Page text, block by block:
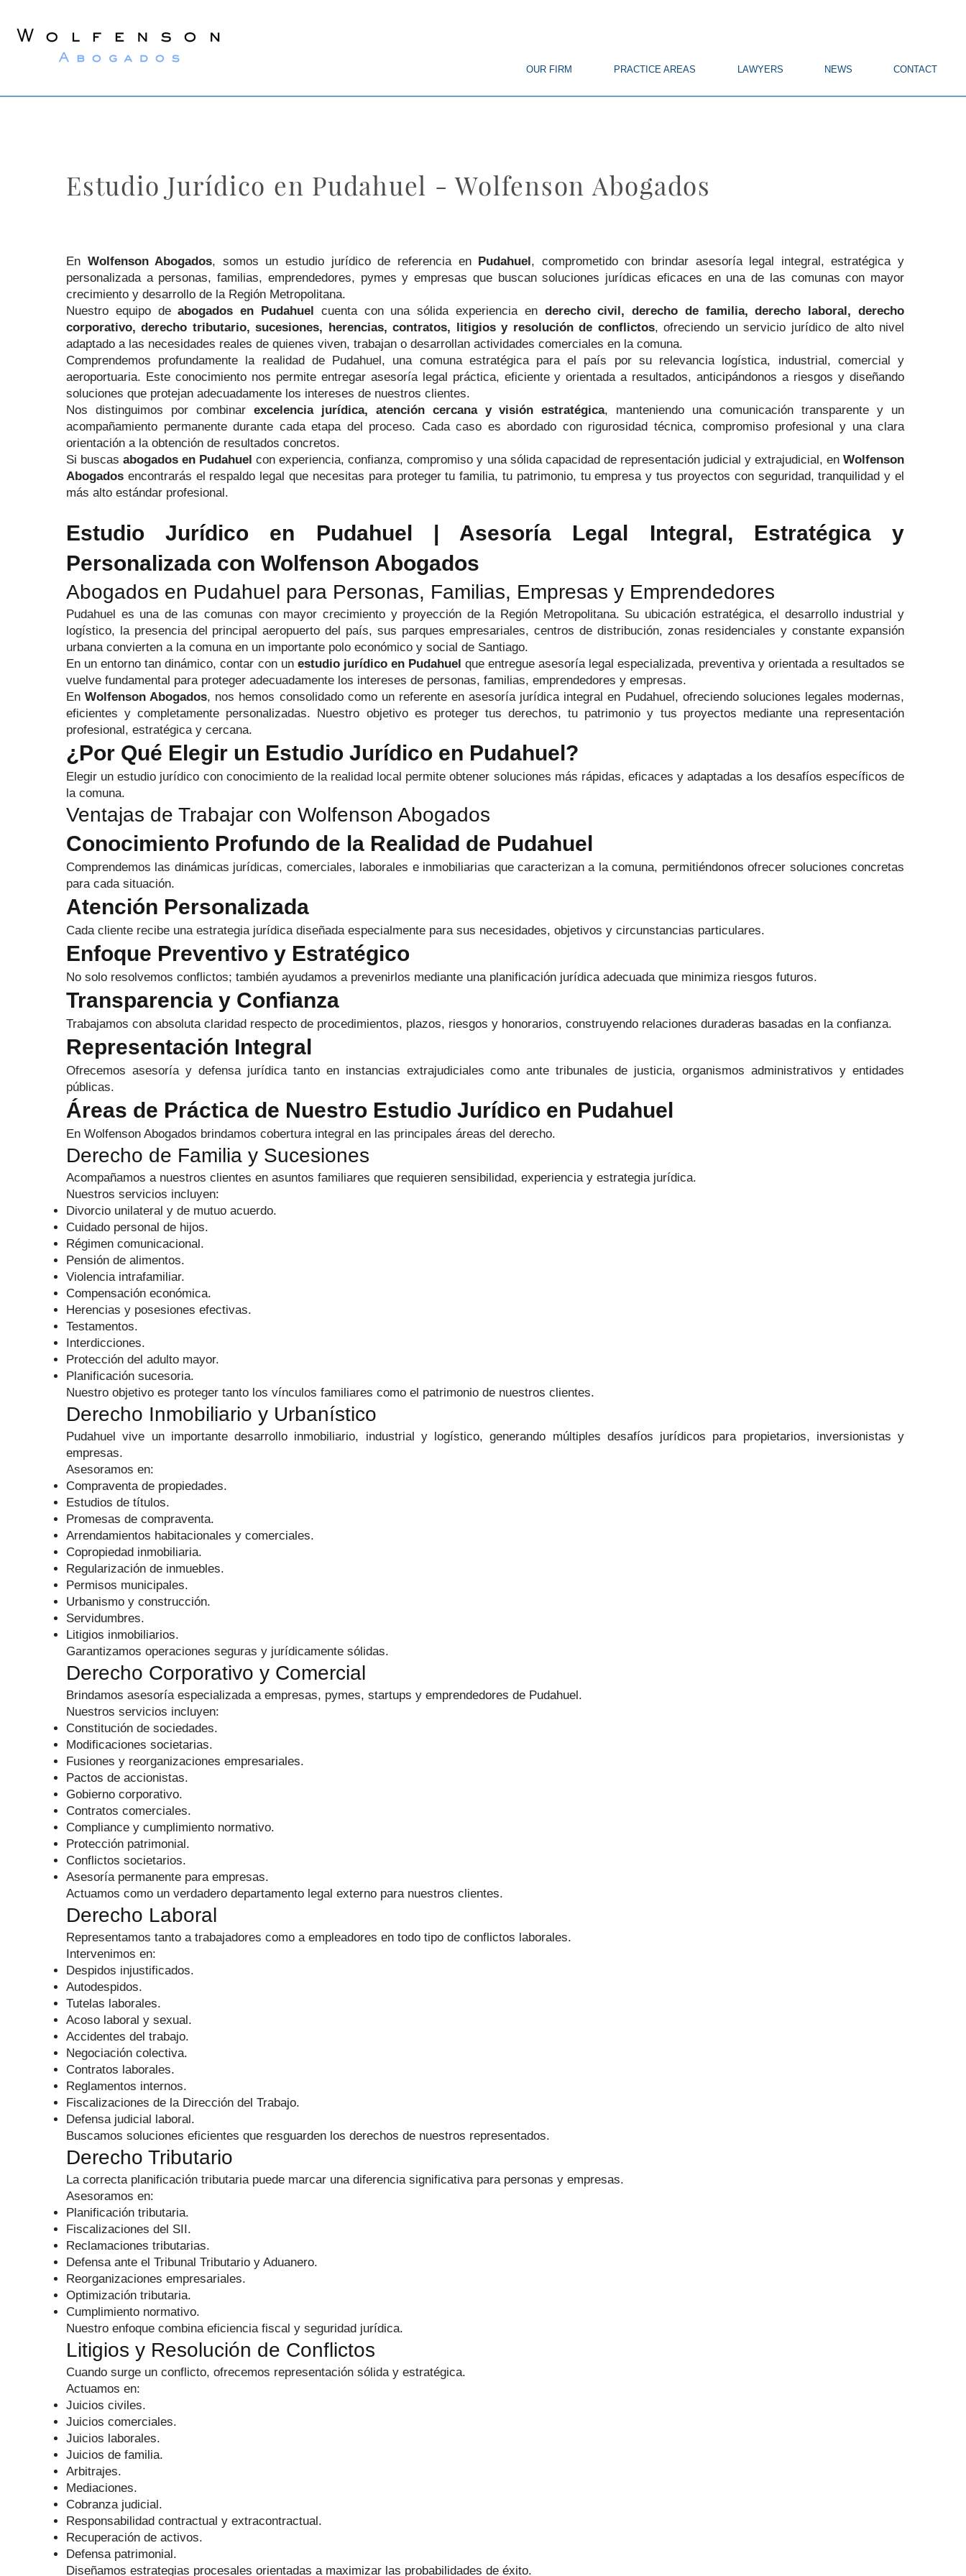
OUR FIRM PRACTICE AREAS LAWYERS NEWS CONTACT
Estudio Jurídico en Pudahuel - Wolfenson Abogados
En Wolfenson Abogados, somos un estudio jurídico de referencia en Pudahuel, comprometido con brindar asesoría legal integral, estratégica y
personalizada a personas, familias, emprendedores, pymes y empresas que buscan soluciones jurídicas eficaces en una de las comunas con mayor
crecimiento y desarrollo de la Región Metropolitana.
Nuestro equipo deabogados en Pudahuel cuenta con una sólida experiencia en derecho civil, derecho de familia, derecho laboral, derecho
corporativo, derecho tributario, sucesiones, herencias, contratos, litigios y resolución de conflictos, ofreciendo un servicio jurídico de alto nivel
adaptado a las necesidades reales de quienes viven, trabajan o desarrollan actividades comerciales en la comuna.
Comprendemos profundamente la realidad de Pudahuel, una comuna estratégica para el país por su relevancia logística, industrial, comercial y
aeroportuaria. Este conocimiento nos permite entregar asesoría legal práctica, eficiente y orientada a resultados, anticipándonos a riesgos y diseñando
soluciones que protejan adecuadamente los intereses de nuestros clientes.
Nos distinguimos por combinar excelencia jurídica, atención cercana y visión estratégica, manteniendo una comunicación transparente y un
acompañamiento permanente durante cada etapa del proceso. Cada caso es abordado con rigurosidad técnica, compromiso profesional y una clara
orientación a la obtención de resultados concretos.
Si buscasabogados en Pudahuel con experiencia, confianza, compromiso y una sólida capacidad de representación judicial y extrajudicial, enWolfenson
Abogados encontrarás el respaldo legal que necesitas para proteger tu familia, tu patrimonio, tu empresa y tus proyectos con seguridad, tranquilidad y el
más alto estándar profesional.
Estudio Jurídico en Pudahuel | Asesoría Legal Integral, Estratégica y
Personalizada con Wolfenson Abogados
Abogados en Pudahuel para Personas, Familias, Empresas y Emprendedores
Pudahuel es una de las comunas con mayor crecimiento y proyección de la Región Metropolitana. Su ubicación estratégica, el desarrollo industrial y
logístico, la presencia del principal aeropuerto del país, sus parques empresariales, centros de distribución, zonas residenciales y constante expansión
urbana convierten a la comuna en un importante polo económico y social de Santiago.
En un entorno tan dinámico, contar con un estudio jurídico en Pudahuel que entregue asesoría legal especializada, preventiva y orientada a resultados se
vuelve fundamental para proteger adecuadamente los intereses de personas, familias, emprendedores y empresas.
EnWolfenson Abogados, nos hemos consolidado como un referente en asesoría jurídica integral en Pudahuel, ofreciendo soluciones legales modernas,
eficientes y completamente personalizadas. Nuestro objetivo es proteger tus derechos, tu patrimonio y tus proyectos mediante una representación
profesional, estratégica y cercana.
¿Por Qué Elegir un Estudio Jurídico en Pudahuel?
Elegir un estudio jurídico con conocimiento de la realidad local permite obtener soluciones más rápidas, eficaces y adaptadas a los desafíos específicos de
la comuna.
Ventajas de Trabajar con Wolfenson Abogados
Conocimiento Profundo de la Realidad de Pudahuel
Comprendemos las dinámicas jurídicas, comerciales, laborales e inmobiliarias que caracterizan a la comuna, permitiéndonos ofrecer soluciones concretas
para cada situación.
Atención Personalizada
Cada cliente recibe una estrategia jurídica diseñada especialmente para sus necesidades, objetivos y circunstancias particulares.
Enfoque Preventivo y Estratégico
No solo resolvemos conflictos; también ayudamos a prevenirlos mediante una planificación jurídica adecuada que minimiza riesgos futuros.
Transparencia y Confianza
Trabajamos con absoluta claridad respecto de procedimientos, plazos, riesgos y honorarios, construyendo relaciones duraderas basadas en la confianza.
Representación Integral
Ofrecemos asesoría y defensa jurídica tanto en instancias extrajudiciales como ante tribunales de justicia, organismos administrativos y entidades
públicas.
Áreas de Práctica de Nuestro Estudio Jurídico en Pudahuel
En Wolfenson Abogados brindamos cobertura integral en las principales áreas del derecho.
Derecho de Familia y Sucesiones
Acompañamos a nuestros clientes en asuntos familiares que requieren sensibilidad, experiencia y estrategia jurídica.
Nuestros servicios incluyen:
Divorcio unilateral y de mutuo acuerdo.
Cuidado personal de hijos.
Régimen comunicacional.
Pensión de alimentos.
Violencia intrafamiliar.
Compensación económica.
Herencias y posesiones efectivas.
Testamentos.
Interdicciones.
Protección del adulto mayor.
Planificación sucesoria.
Nuestro objetivo es proteger tanto los vínculos familiares como el patrimonio de nuestros clientes.
Derecho Inmobiliario y Urbanístico
Pudahuel vive un importante desarrollo inmobiliario, industrial y logístico, generando múltiples desafíos jurídicos para propietarios, inversionistas y
empresas.
Asesoramos en:
Compraventa de propiedades.
Estudios de títulos.
Promesas de compraventa.
Arrendamientos habitacionales y comerciales.
Copropiedad inmobiliaria.
Regularización de inmuebles.
Permisos municipales.
Urbanismo y construcción.
Servidumbres.
Litigios inmobiliarios.
Garantizamos operaciones seguras y jurídicamente sólidas.
Derecho Corporativo y Comercial
Brindamos asesoría especializada a empresas, pymes, startups y emprendedores de Pudahuel.
Nuestros servicios incluyen:
Constitución de sociedades.
Modificaciones societarias.
Fusiones y reorganizaciones empresariales.
Pactos de accionistas.
Gobierno corporativo.
Contratos comerciales.
Compliance y cumplimiento normativo.
Protección patrimonial.
Conflictos societarios.
Asesoría permanente para empresas.
Actuamos como un verdadero departamento legal externo para nuestros clientes.
Derecho Laboral
Representamos tanto a trabajadores como a empleadores en todo tipo de conflictos laborales.
Intervenimos en:
Despidos injustificados.
Autodespidos.
Tutelas laborales.
Acoso laboral y sexual.
Accidentes del trabajo.
Negociación colectiva.
Contratos laborales.
Reglamentos internos.
Fiscalizaciones de la Dirección del Trabajo.
Defensa judicial laboral.
Buscamos soluciones eficientes que resguarden los derechos de nuestros representados.
Derecho Tributario
La correcta planificación tributaria puede marcar una diferencia significativa para personas y empresas.
Asesoramos en:
Planificación tributaria.
Fiscalizaciones del SII.
Reclamaciones tributarias.
Defensa ante el Tribunal Tributario y Aduanero.
Reorganizaciones empresariales.
Optimización tributaria.
Cumplimiento normativo.
Nuestro enfoque combina eficiencia fiscal y seguridad jurídica.
Litigios y Resolución de Conflictos
Cuando surge un conflicto, ofrecemos representación sólida y estratégica.
Actuamos en:
Juicios civiles.
Juicios comerciales.
Juicios laborales.
Juicios de familia.
Arbitrajes.
Mediaciones.
Cobranza judicial.
Responsabilidad contractual y extracontractual.
Recuperación de activos.
Defensa patrimonial.
Diseñamos estrategias procesales orientadas a maximizar las probabilidades de éxito.
Wolfenson